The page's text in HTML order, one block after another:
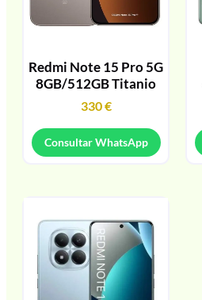
Redmi Note 15 Pro 5G
8GB/512GB Titanio
330€
Consultar WhatsApp